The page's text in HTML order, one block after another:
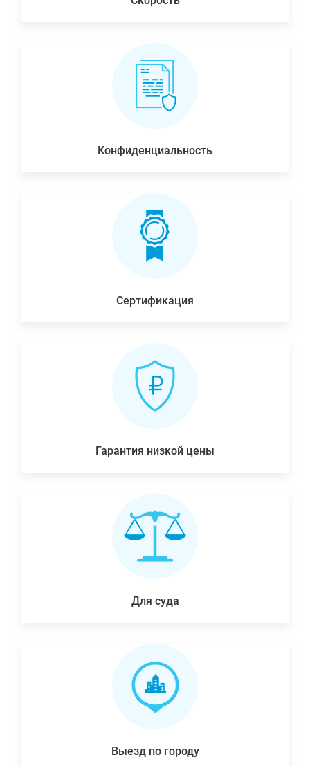
Конфиденциальность
Сертификация
Гарантия низкой цены
Для суда
Выезд по городу